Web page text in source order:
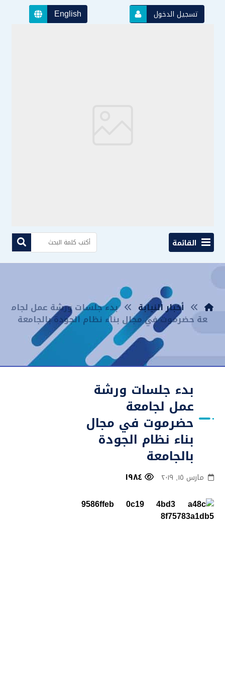
English تسجيل الدخول
القائمة
أخبار النيابة بدء جلسات ورشة عمل لجام
عة حضرموت في مجال بناء نظام الجودة بالجامعة
بدء جلسات ورشة
عمل لجامعة
حضرموت في مجال
بناء نظام الجودة
بالجامعة
مارس ١٥, ٢٠١٩